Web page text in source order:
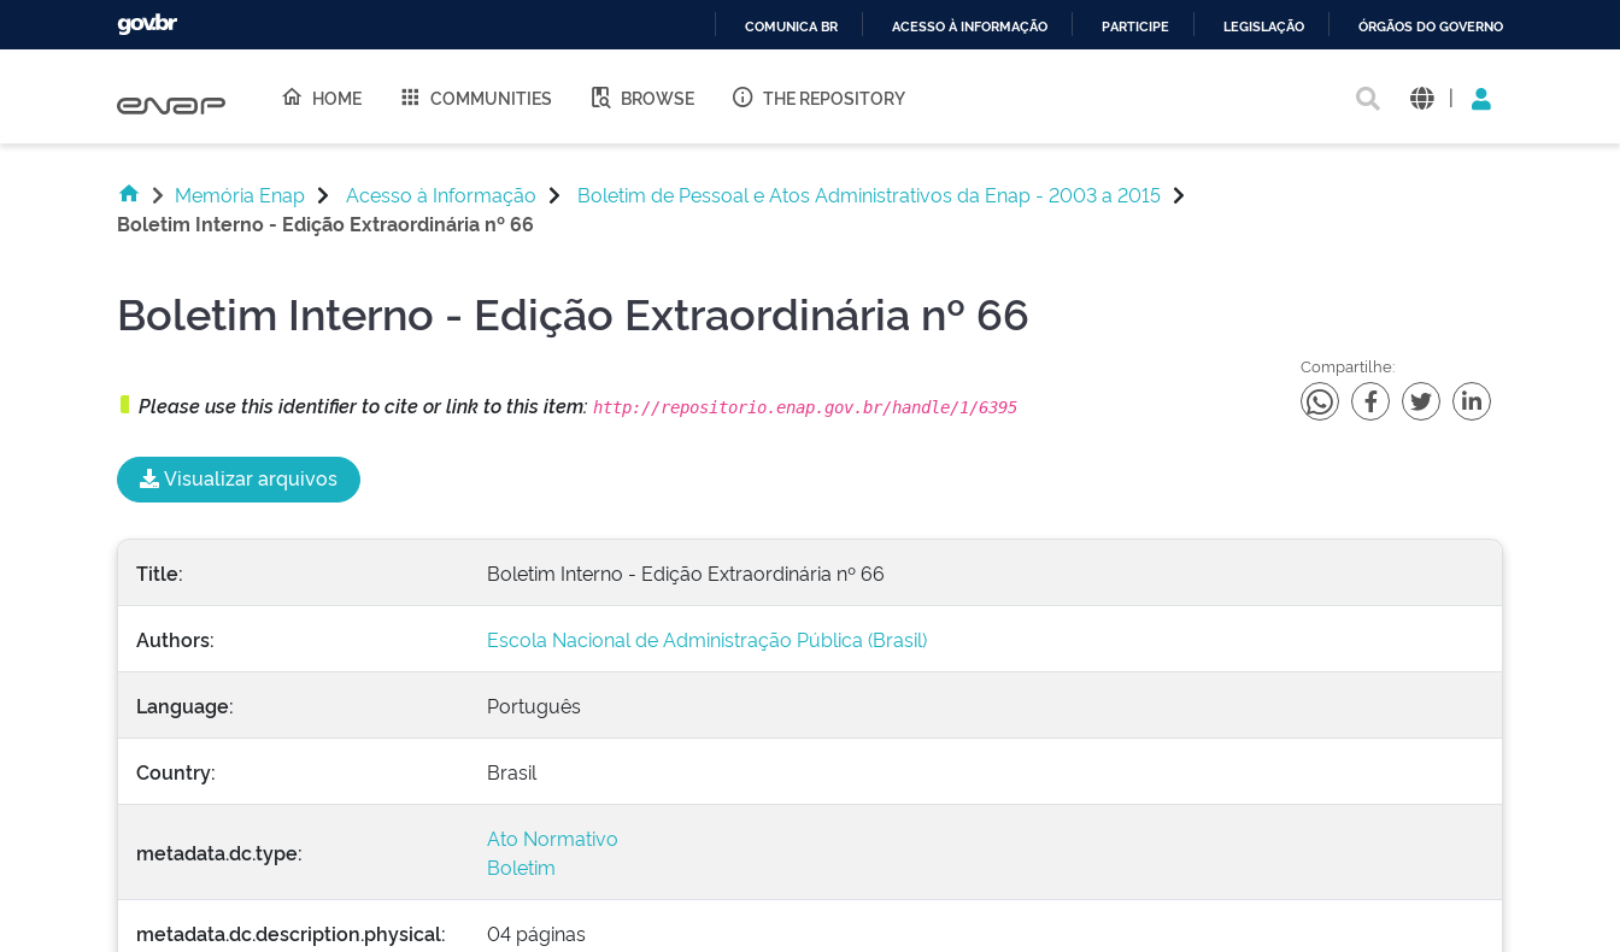
O
COMUNICA BR ACESSO À INFORMAÇÃO PARTICIPE LEGISLAÇÃO ÓRGÃOS DO GOVERNO
HOME COMMUNITIES BROWSE THE REPOSITORY |
Memória Enap Acesso à Informação
Boletim de Pessoal e Atos Administrativos da Enap - 2003 a 2015
Boletim Interno - Edição Extraordinária nº 66
Boletim Interno - Edição Extraordinária nº 66
Please use this identifier to cite or link to this item: http://repositorio.enap.gov.br/handle/1/6395
Compartilhe:
Visualizar arquivos
Title: Boletim Interno - Edição Extraordinária nº 66
Authors: Escola Nacional de Administração Pública (Brasil)
Language: Português
Country: Brasil
metadata.dc.type:
Ato Normativo
Boletim
metadata.dc.description.physical: 04 páginas